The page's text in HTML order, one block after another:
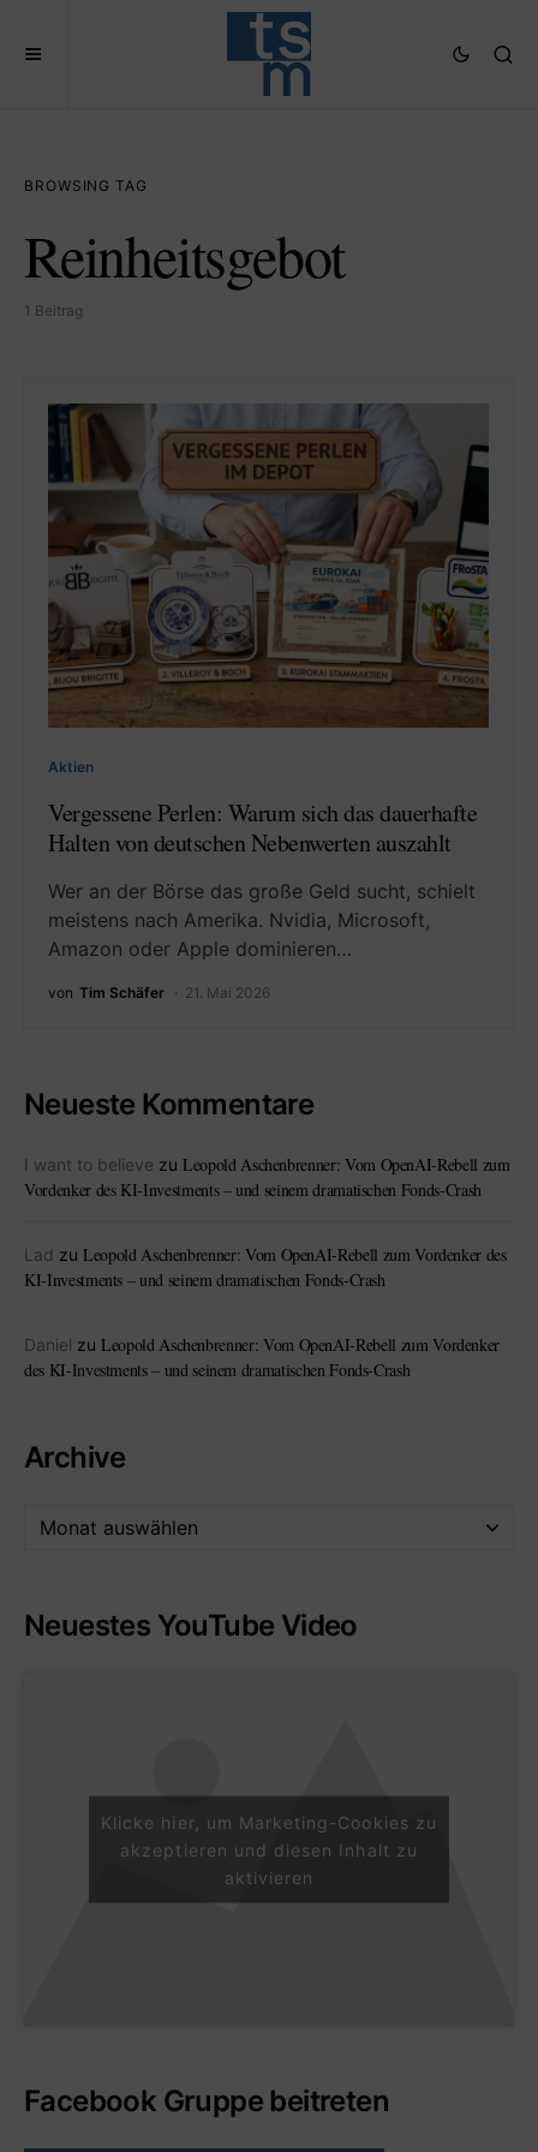
BROWSING TAG
Reinheitsgebot
1 Beitrag
Aktien
Vergessene Perlen: Warum sich das dauerhafte
Halten von deutschen Nebenwerten auszahlt
Wer an der Börse das große Geld sucht, schielt
meistens nach Amerika. Nvidia, Microsoft,
Amazon oder Apple dominieren…
von Tim Schäfer 21. Mai 2026
Neueste Kommentare
I want to believe zu Leopold Aschenbrenner: Vom OpenAI-Rebell zum
Vordenker des KI-Investments – und seinem dramatischen Fonds-Crash
Lad zu Leopold Aschenbrenner: Vom OpenAI-Rebell zum Vordenker des
KI-Investments – und seinem dramatischen Fonds-Crash
Daniel zu Leopold Aschenbrenner: Vom OpenAI-Rebell zum Vordenker
des KI-Investments – und seinem dramatischen Fonds-Crash
Archive
Neuestes YouTube Video
Klicke hier, um Marketing-Cookies zu
akzeptieren und diesen Inhalt zu
aktivieren
Facebook Gruppe beitreten